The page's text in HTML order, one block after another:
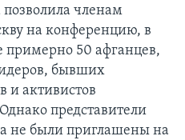
позволила членам
на конференцию, в
примерно 50 афганцев,
бывших
и активистов
представители
не были приглашены на